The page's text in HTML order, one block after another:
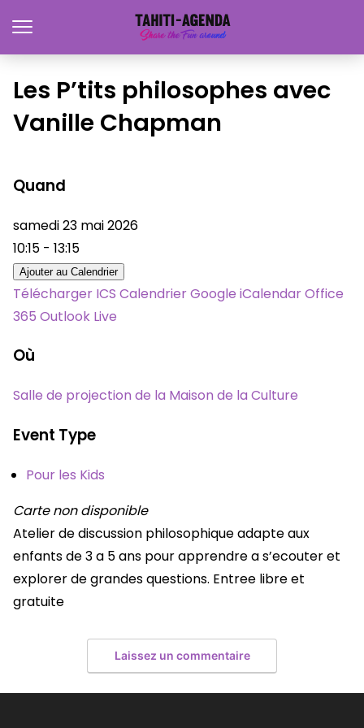
Les P’tits philosophes avec
Vanille Chapman
Quand
samedi 23 mai 2026
10:15 - 13:15
Ajouter au Calendrier
Télécharger ICS Calendrier Google iCalendarOffice
365 Outlook Live
Où
Salle de projection de la Maison de la Culture
Event Type
Pour les Kids
Carte non disponible
Atelier de discussion philosophique adapte aux
enfants de 3 a 5 ans pour apprendre a s’ecouter et
explorer de grandes questions. Entree libre et
gratuite
Laissez un commentaire